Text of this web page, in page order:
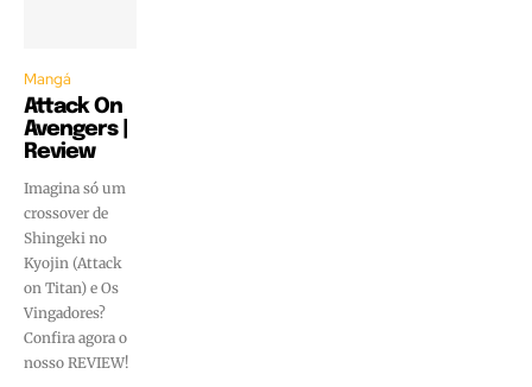
Mangá
Attack On
Avengers |
Review
Imagina só um
crossover de
Shingeki no
Kyojin (Attack
on Titan) e Os
Vingadores?
Confira agora o
nosso REVIEW!